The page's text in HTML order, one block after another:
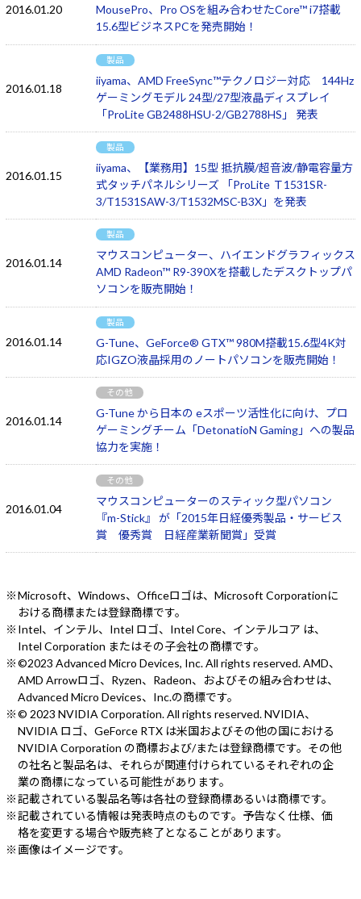
2016.01.20
MousePro、Pro OSを組み合わせたCore™ i7搭載
15.6型ビジネスPCを発売開始！
2016.01.18
製品
iiyama、AMD FreeSync™テクノロジー対応 144Hz
ゲーミングモデル 24型/27型液晶ディスプレイ
「ProLite GB2488HSU-2/GB2788HS」 発表
2016.01.15
製品
iiyama、【業務用】15型 抵抗膜/超音波/静電容量方
式タッチパネルシリーズ 「ProLite Ｔ1531SR-
3/T1531SAW-3/T1532MSC-B3X」を発表
2016.01.14
製品
マウスコンピューター、ハイエンドグラフィックス
AMD Radeon™ R9-390Xを搭載したデスクトップパ
ソコンを販売開始！
2016.01.14
製品
G-Tune、GeForce® GTX™ 980M搭載15.6型4K対
応IGZO液晶採用のノートパソコンを販売開始！
2016.01.14
その他
G-Tune から日本の eスポーツ活性化に向け、プロ
ゲーミングチーム「DetonatioN Gaming」への製品
協力を実施！
2016.01.04
その他
マウスコンピューターのスティック型パソコン
『m-Stick』 が「2015年日経優秀製品・サービス
賞 優秀賞 日経産業新聞賞」受賞
Microsoft、Windows、Officeロゴは、Microsoft Corporationに
おける商標または登録商標です。
Intel、インテル、Intel ロゴ、Intel Core、インテルコア は、
Intel Corporation またはその子会社の商標です。
©2023 Advanced Micro Devices, Inc. All rights reserved. AMD、
AMD Arrowロゴ、Ryzen、Radeon、およびその組み合わせは、
Advanced Micro Devices、Inc.の商標です。
© 2023 NVIDIA Corporation. All rights reserved. NVIDIA、
NVIDIA ロゴ、GeForce RTX は米国およびその他の国における
NVIDIA Corporation の商標および/または登録商標です。その他
の社名と製品名は、それらが関連付けられているそれぞれの企
業の商標になっている可能性があります。
記載されている製品名等は各社の登録商標あるいは商標です。
記載されている情報は発表時点のものです。予告なく仕様、価
格を変更する場合や販売終了となることがあります。
画像はイメージです。